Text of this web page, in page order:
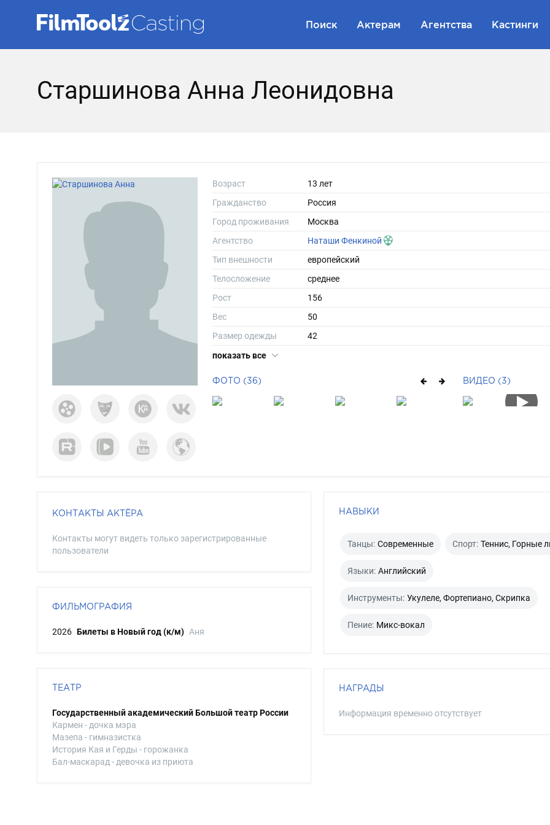
Поиск Актерам Агентства Кастинги
Старшинова Анна Леонидовна
Возраст
13 лет
Гражданство
Россия
Город проживания
Москва
Агентство
Наташи Фенкиной
Тип внешности
европейский
Телосложение
среднее
Рост
156
Вес
50
Размер одежды
42
Размер обуви
показать все
ФОТО (36) ВИДЕО (3)
КОНТАКТЫ АКТЁРА
Контакты могут видеть только зарегистрированные
пользователи
ФИЛЬМОГРАФИЯ
2026 Билеты в Новый год (к/м) Аня
ТЕАТР
Государственный академический Большой театр России
Кармен - дочка мэра
Мазепа - гимназистка
История Кая и Герды - горожанка
Бал-маскарад - девочка из приюта
НАВЫКИ
Танцы: Современные Спорт: Теннис, Горные
Языки: Английский
Инструменты: Укулеле, Фортепиано, Скрипка
Пение: Микс-вокал
НАГРАДЫ
Информация временно отсутствует